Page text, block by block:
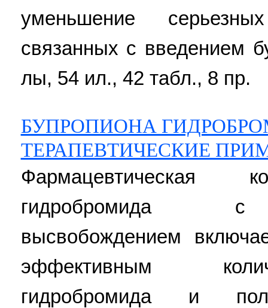
уменьшение
связанных с введением
лы, 54 ил., 42 табл., 8 пр.
БУПРОПИОНА
ТЕРАПЕВТИЧЕСКИЕ
Фармацевтическая
гидробромида с
высвобождением
эффективным
гидробромида и